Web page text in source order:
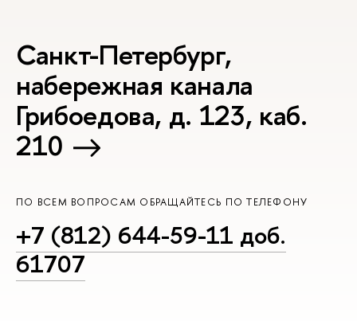
Санкт-Петербург,
набережная канала
Грибоедова, д. 123, каб.
210
ПО ВСЕМ ВОПРОСАМ ОБРАЩАЙТЕСЬ ПО ТЕЛЕФОНУ
+7 (812) 644-59-11 доб.
61707